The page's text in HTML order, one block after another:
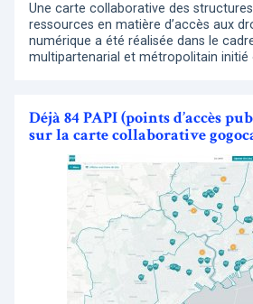
Une carte collaborative des
ressources en matière d’accès aux
numérique a été réalisée dans le
multipartenarial et métropolitain initié
Déjà 84 PAPI (points d’accès
sur la carte collaborative